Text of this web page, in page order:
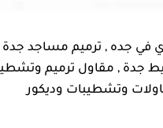
في جده , ترميم مساجد
جدة , مقاول ترميم
وتشطيبات وديكور
الوقت. كما اتمنى
في جميع